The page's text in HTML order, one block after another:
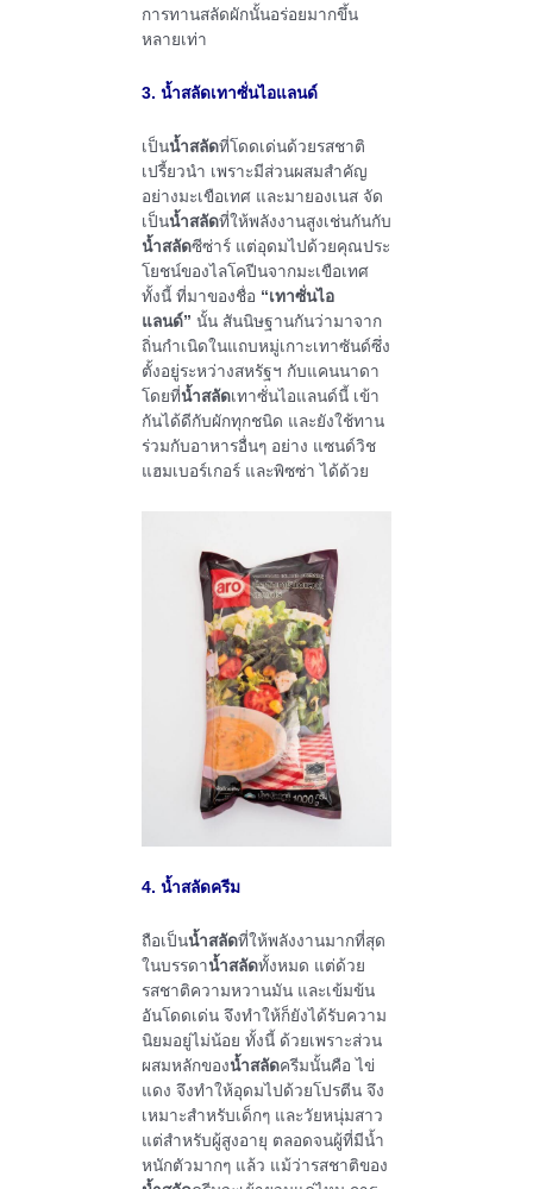
การทานสลัดผักนั้นอร่อยมากขึ้น
หลายเท่า
3. น้ำสลัดเทาซั่นไอแลนด์
เป็นน้ำสลัดที่โดดเด่นด้วยรสชาติ
เปรี้ยวนำ เพราะมีส่วนผสมสำคัญ
อย่างมะเขือเทศ และมายองเนส จัด
เป็นน้ำสลัดที่ให้พลังงานสูงเช่นกันกับ
น้ำสลัดซีซ่าร์ แต่อุดมไปด้วยคุณประ
โยชน์ของไลโคปีนจากมะเขือเทศ
ทั้งนี้ ที่มาของชื่อ “เทาซั่นไอ
แลนด์” นั้น สันนิษฐานกันว่ามาจาก
ถิ่นกำเนิดในแถบหมู่เกาะเทาซันด์ซึ่ง
ตั้งอยู่ระหว่างสหรัฐฯ กับแคนนาดา
โดยที่น้ำสลัดเทาซั่นไอแลนด์นี้ เข้า
กันได้ดีกับผักทุกชนิด และยังใช้ทาน
ร่วมกับอาหารอื่นๆ อย่าง แซนด์วิช
แฮมเบอร์เกอร์ และพิซซ่า ได้ด้วย
4. น้ำสลัดครีม
ถือเป็นน้ำสลัดที่ให้พลังงานมากที่สุด
ในบรรดาน้ำสลัดทั้งหมด แต่ด้วย
รสชาติความหวานมัน และเข้มข้น
อันโดดเด่น จึงทำให้ก็ยังได้รับความ
นิยมอยู่ไม่น้อย ทั้งนี้ ด้วยเพราะส่วน
ผสมหลักของน้ำสลัดครีมนั้นคือ ไข่
แดง จึงทำให้อุดมไปด้วยโปรตีน จึง
เหมาะสำหรับเด็กๆ และวัยหนุ่มสาว
แต่สำหรับผู้สูงอายุ ตลอดจนผู้ที่มีน้ำ
หนักตัวมากๆ แล้ว แม้ว่ารสชาติของ